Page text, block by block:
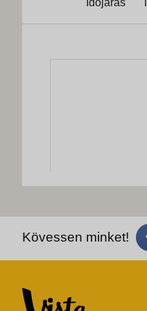
Időjárás
Kövessen minket!